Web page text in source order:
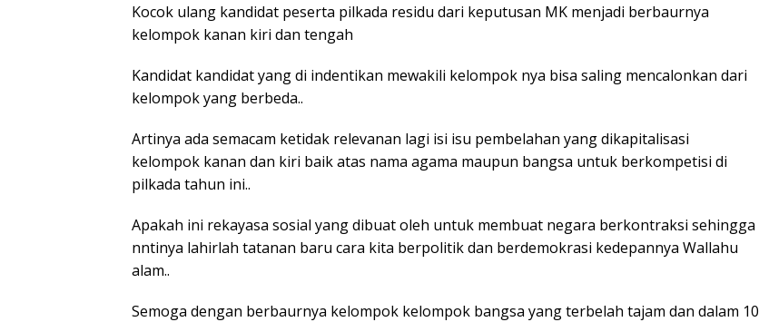
Kocok ulang kandidat peserta pilkada residu dari keputusan MK menjadi berbaurnya
kelompok kanan kiri dan tengah
Kandidat kandidat yang di indentikan mewakili kelompok nya bisa saling mencalonkan dari
kelompok yang berbeda..
Artinya ada semacam ketidak relevanan lagi isi isu pembelahan yang dikapitalisasi
kelompok kanan dan kiri baik atas nama agama maupun bangsa untuk berkompetisi di
pilkada tahun ini..
Apakah ini rekayasa sosial yang dibuat oleh untuk membuat negara berkontraksi sehingga
nntinya lahirlah tatanan baru cara kita berpolitik dan berdemokrasi kedepannya Wallahu
alam..
Semoga dengan berbaurnya kelompok kelompok bangsa yang terbelah tajam dan dalam 10